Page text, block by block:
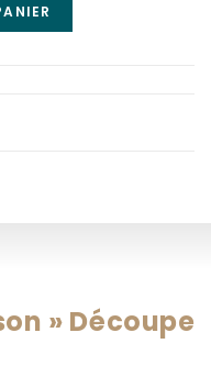
» Découpe